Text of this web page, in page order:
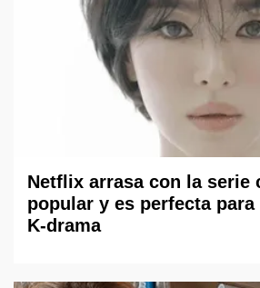
Netflix arrasa con la serie
popular y es perfecta para
K-drama